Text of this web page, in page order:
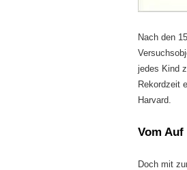
Nach den
jedes Kind
Rekordzeit
Harvard.
Vom
Doch mit